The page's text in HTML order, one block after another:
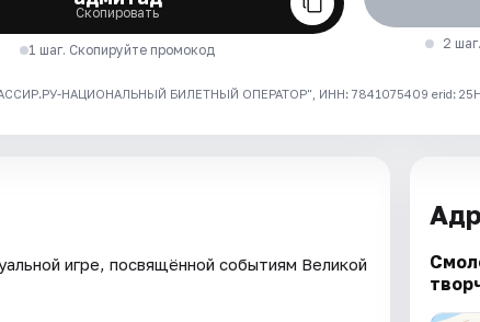
Скопировать
1 шаг. Скопируйте промокод
2
НАЦИОНАЛЬНЫЙ БИЛЕТНЫЙ ОПЕРАТОР", ИНН: 7841075409 erid:
игре, посвящённой событиям Великой